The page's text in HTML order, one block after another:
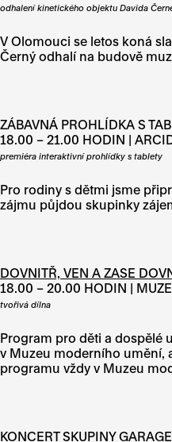
odhalení kinetického objektu Davida
V Olomouci se letos koná
Černý odhalí na budově
ZÁBAVNÁ PROHLÍDKA S
18.00 – 21.00 HODIN |
premiéra interaktivní prohlídky s tablety
Pro rodiny s dětmi jsme
zájmu půjdou skupinky
DOVNITŘ, VEN A ZASE
18.00 – 20.00 HODIN |
tvořivá dílna
Program pro děti a dospělé
v Muzeu moderního umění,
programu vždy v Muzeu
KONCERT SKUPINY GARAGE